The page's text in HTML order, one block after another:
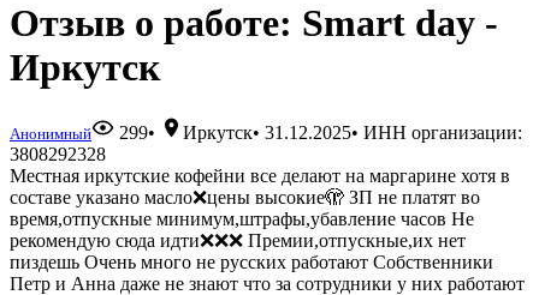
Отзыв о работе: Smart day -
Иркутск
Анонимный 299• Иркутск•31.12.2025• ИНН организации:
3808292328
Местная иркутские кофейни все делают на маргарине хотя в
составе указано масло❌цены высокие🫣 ЗП не платят во
время,отпускные минимум,штрафы,убавление часов Не
рекомендую сюда идти❌❌❌ Премии,отпускные,их нет
пиздешь Очень много не русских работают Собственники
Петр и Анна даже не знают что за сотрудники у них работают